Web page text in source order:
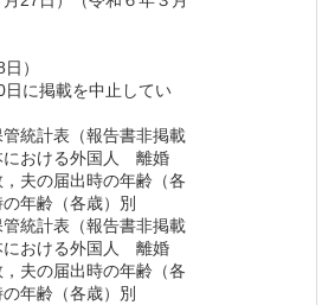
）
に掲載を中止してい
統計表（報告書非掲載
おける外国人 離婚
夫の届出時の年齢（各
年齢（各歳）別
統計表（報告書非掲載
おける外国人 離婚
夫の届出時の年齢（各
年齢（各歳）別